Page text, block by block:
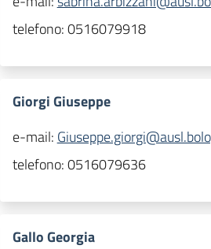
telefono:0516079918
Giorgi Giuseppe
e-mail:
telefono:0516079636
Gallo Georgia